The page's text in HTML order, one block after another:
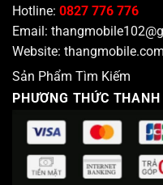
Hotline: 0827 776 776
Email:
Website:
Sản Phẩm Tìm Kiếm
PHƯƠNG THỨC